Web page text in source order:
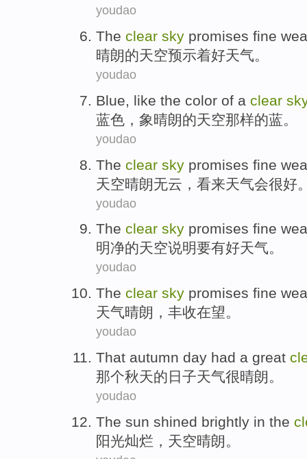
youdao
The clear sky promises fine
晴朗的天空预示着好天气。
youdao
Blue, like the color of a clear sky
蓝色 ， 象晴朗的天空那样的蓝。
youdao
The clear sky promises fine
天空晴朗无云，看来天气会很好
youdao
The clear sky promises fine
明净的天空说明要有好天气。
youdao
The clear sky promises fine
天气晴朗，丰收在望。
youdao
That autumn day had a great
那个秋天的 日子天气很晴朗。
youdao
The sun shined brightly in the
阳光灿烂 ，天空晴朗。